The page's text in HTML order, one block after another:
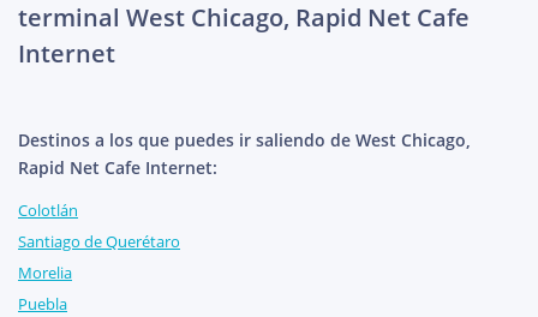
terminal West Chicago, Rapid Net Cafe
Internet
Destinos a los que puedes ir saliendo de West Chicago,
Rapid Net Cafe Internet:
Colotlán
Santiago de Querétaro
Morelia
Puebla